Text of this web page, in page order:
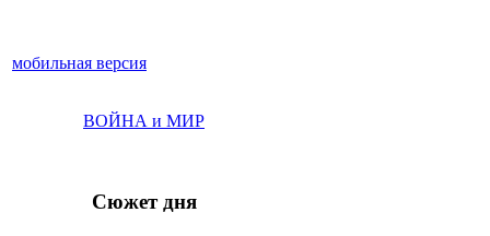
мобильная версия
ВОЙНА и МИР
Сюжет дня